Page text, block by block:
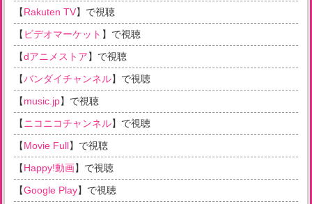
【Rakuten TV】で視聴
【 ビデオマーケット 】で視聴
【dアニメストア】で視聴
【バンダイチャンネル】で視聴
【music.jp】で視聴
【ニコニコチャンネル】で視聴
【Movie Full】で視聴
【Happy!動画】で視聴
【Google Play】で視聴